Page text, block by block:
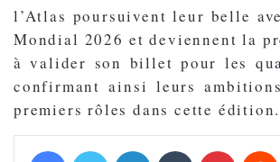
l’Atlas poursuivent leur belle
Mondial 2026 et deviennent la
à valider son billet pour les
confirmant ainsi leurs
premiers rôles dans cette édition.